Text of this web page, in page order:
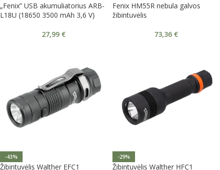
„Fenix” USB akumuliatorius ARB-
L18U (18650 3500 mAh 3,6 V)
27,99 €
Fenix HM55R nebula galvos
žibintuvėlis
73,36 €
-43%
Žibintuvėlis Walther EFC1
-29%
Žibintuvėlis Walther HFC1